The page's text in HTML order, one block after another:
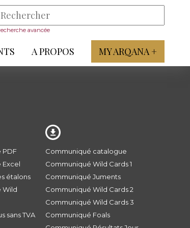
avancée
A PROPOS MY ARQANA +
PDF
Excel
étalons
Wild
sans TVA
Communiqué catalogue
Communiqué Wild Cards 1
Communiqué Juments
Communiqué Wild Cards 2
Communiqué Wild Cards 3
Communiqué Foals